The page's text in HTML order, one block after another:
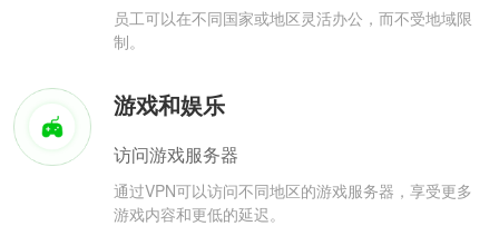
员工可以在不同国家或地区灵活办公，而不受地域限
制。
游戏和娱乐
访问游戏服务器
通过VPN可以访问不同地区的游戏服务器，享受更多
游戏内容和更低的延迟。